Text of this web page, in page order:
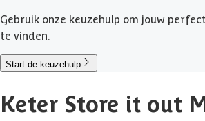
Gebruik onze keuzehulp om jouw
te vinden.
Start de keuzehulp
Keter Store it out